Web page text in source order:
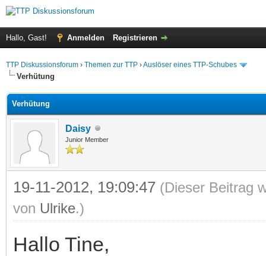
Hallo, Gast! Anmelden Registrieren
TTP Diskussionsforum › Themen zur TTP ›Auslöser eines TTP-Schubes
Verhütung
Verhütung
Daisy
Junior Member
19-11-2012, 19:09:47 (Dieser Beitrag
von Ulrike.)
Hallo Tine,